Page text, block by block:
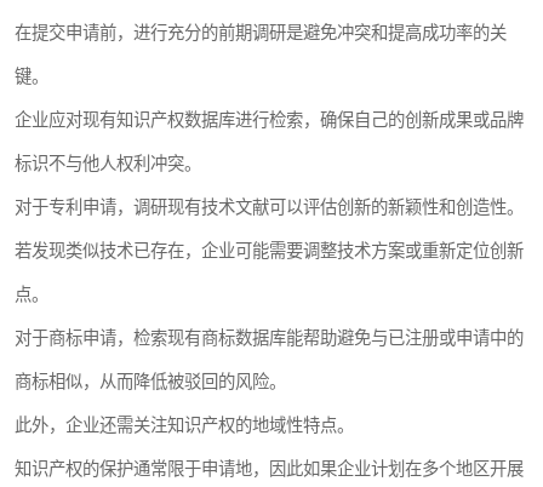
在提交申请前，进行充分的前期调研是避免冲突和提高成功率的关
键。
企业应对现有知识产权数据库进行检索，确保自己的创新成果或品牌
标识不与他人权利冲突。
对于专利申请，调研现有技术文献可以评估创新的新颖性和创造性。
若发现类似技术已存在，企业可能需要调整技术方案或重新定位创新
点。
对于商标申请，检索现有商标数据库能帮助避免与已注册或申请中的
商标相似，从而降低被驳回的风险。
此外，企业还需关注知识产权的地域性特点。
知识产权的保护通常限于申请地，因此如果企业计划在多个地区开展